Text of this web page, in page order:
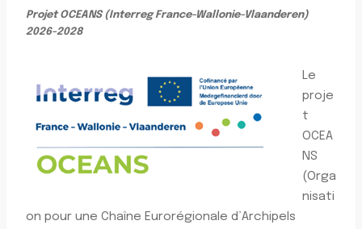
Projet OCEANS (Interreg France-Wallonie-Vlaanderen)
2026-2028
Le
proje
t
OCEA
NS
(Orga
nisati
on pour une Chaîne Eurorégionale d’Archipels